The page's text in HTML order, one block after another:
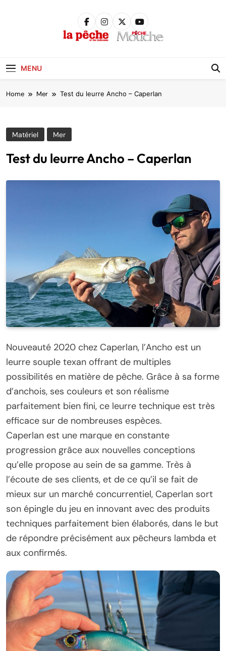
MENU
Home Mer Test du leurre Ancho – Caperlan
Matériel Mer
Test du leurre Ancho – Caperlan
Nouveauté 2020 chez Caperlan, l’Ancho est un
leurre souple texan offrant de multiples
possibilités en matière de pêche. Grâce à sa forme
d’anchois, ses couleurs et son réalisme
parfaitement bien fini, ce leurre technique est très
efficace sur de nombreuses espèces.
Caperlan est une marque en constante
progression grâce aux nouvelles conceptions
qu’elle propose au sein de sa gamme. Très à
l’écoute de ses clients, et de ce qu’il se fait de
mieux sur un marché concurrentiel, Caperlan sort
son épingle du jeu en innovant avec des produits
techniques parfaitement bien élaborés, dans le but
de répondre précisément aux pêcheurs lambda et
aux confirmés.